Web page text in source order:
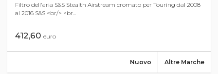
Filtro dell'aria S&S Stealth Airstream cromato per Touring dal 2008
al 2016 S&S <br/> <br...
412,60 euro
Altre Marche
Nuovo